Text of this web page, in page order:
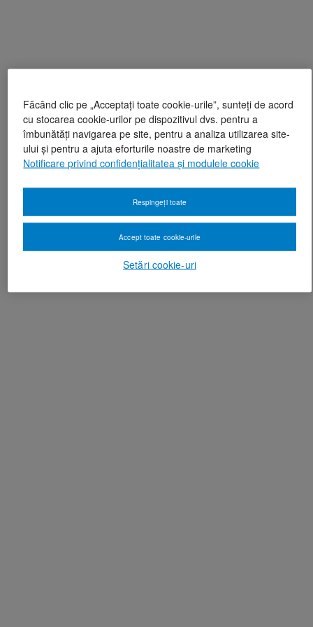
Făcând clic pe „Acceptați toate cookie-urile”, sunteți de acord
cu stocarea cookie-urilor pe dispozitivul dvs. pentru a
îmbunătăți navigarea pe site, pentru a analiza utilizarea site-
ului și pentru a ajuta eforturile noastre de marketing
Notificare privind confidențialitatea și modulele cookie
Setări cookie-uri
Respingeți toate
Accept toate cookie-urile